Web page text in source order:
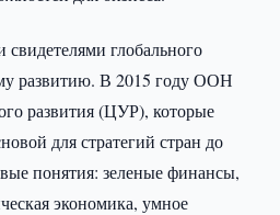
глобального
развитию. В 2015 году ООН
развития (ЦУР), которые
для стратегий стран до
понятия: зеленые финансы,
экономика, умное